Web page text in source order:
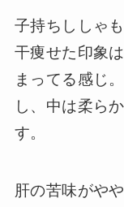
子持ちししゃ
干痩せた印象
まってる感じ
し、中は柔ら
す。
肝の苦味がや